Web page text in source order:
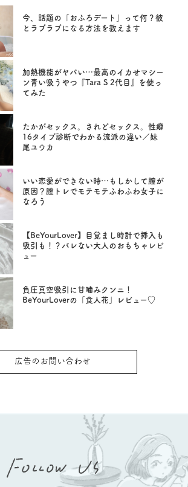
今、話題の「おふろデート」って何？彼
とラブラブになる方法を教えます
加熱機能がヤバい…最高のイカせマシー
ン青い吸うやつ『Tara S 2代目』を使っ
てみた
たかがセックス。されどセックス。性癖
16タイプ診断でわかる流派の違い／妹
尾ユウカ
いい恋愛ができない時…もしかして膣が
原因？膣トレでモテモテふわふわ女子に
なろう
【BeYourLover】目覚まし時計で挿入も
吸引も！？バレない大人のおもちゃレビ
ュー
負圧真空吸引に甘噛みクンニ！
BeYourLoverの「食人花」レビュー♡
広告のお問い合わせ